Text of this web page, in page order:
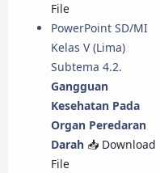
File
PowerPoint SD/MI
Kelas V (Lima)
Subtema 4.2.
Gangguan
Kesehatan Pada
Organ Peredaran
Darah 📥 Download
File